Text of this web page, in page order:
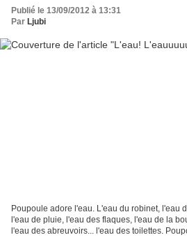
Publié le 13/09/2012 à 13:31
Par Ljubi
Poupoule adore l'eau. L'eau du robinet, l'eau
l'eau de pluie, l'eau des flaques, l'eau de la
l'eau des abreuvoirs... l'eau des toilettes.